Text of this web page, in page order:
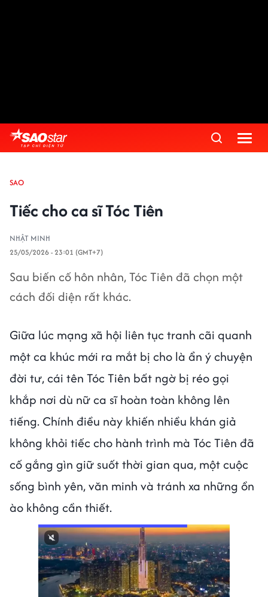
SAO
Tiếc cho ca sĩ Tóc Tiên
NHẬT MINH
25/05/2026 - 23:01 (GMT+7)
Sau biến cố hôn nhân, Tóc Tiên đã chọn một
cách đối diện rất khác.
Giữa lúc mạng xã hội liên tục tranh cãi quanh
một ca khúc mới ra mắt bị cho là ẩn ý chuyện
đời tư, cái tên Tóc Tiên bất ngờ bị réo gọi
khắp nơi dù nữ ca sĩ hoàn toàn không lên
tiếng. Chính điều này khiến nhiều khán giả
không khỏi tiếc cho hành trình mà Tóc Tiên đã
cố gắng gìn giữ suốt thời gian qua, một cuộc
sống bình yên, văn minh và tránh xa những ồn
ào không cần thiết.